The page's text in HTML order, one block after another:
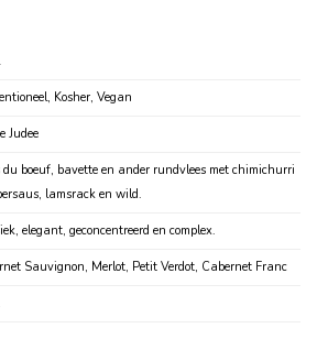
Kosher, Vegan
Judee
du boeuf, bavette en ander rundvlees met chimichurri
lamsrack en wild.
elegant, geconcentreerd en complex.
Sauvignon, Merlot, Petit Verdot, Cabernet Franc